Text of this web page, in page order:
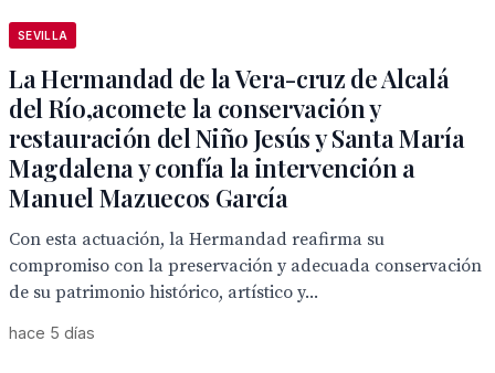
SEVILLA
La Hermandad de la Vera-cruz de Alcalá
del Río,acomete la conservación y
restauración del Niño Jesús y Santa María
Magdalena y confía la intervención a
Manuel Mazuecos García
Con esta actuación, la Hermandad reafirma su
compromiso con la preservación y adecuada conservación
de su patrimonio histórico, artístico y...
hace 5 días